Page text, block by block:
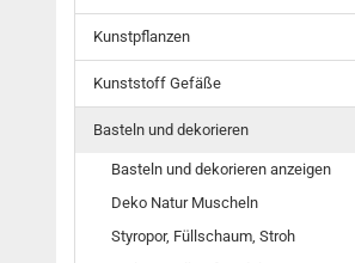
Kunstpflanzen
Kunststoff Gefäße
Basteln und dekorieren
Basteln und dekorieren anzeigen
Deko Natur Muscheln
Styropor, Füllschaum, Stroh